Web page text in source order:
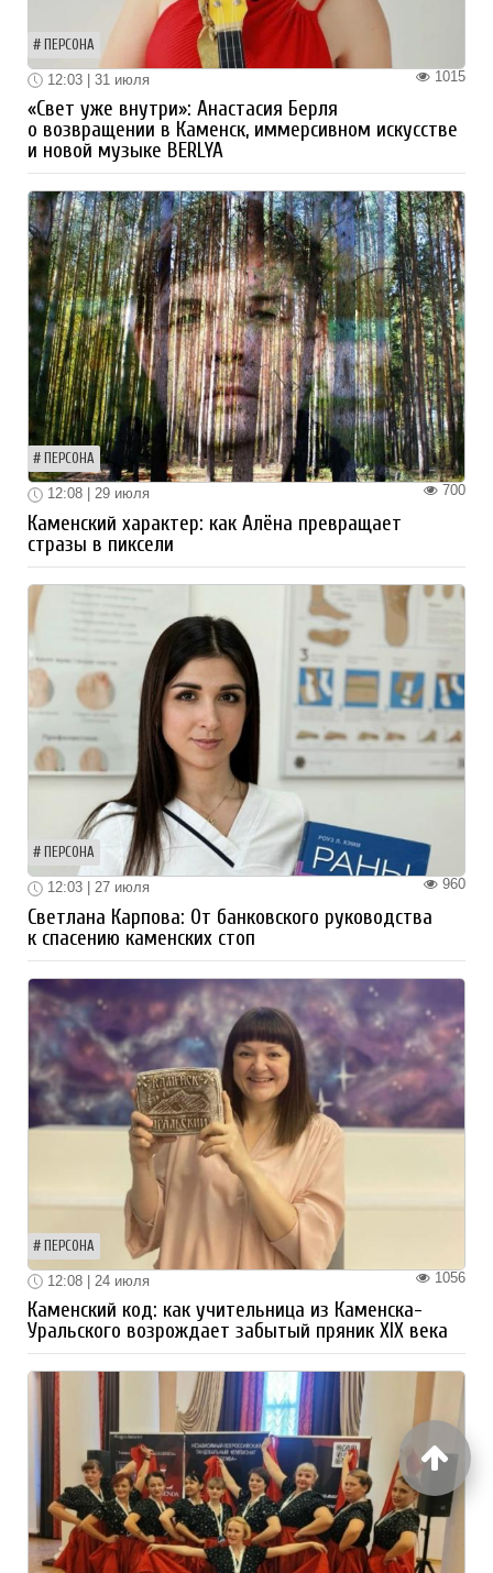
ПЕРСОНА
1015
12:03 | 31 июля
«Свет уже внутри»: Анастасия Берля
о возвращении в Каменск, иммерсивном искусстве
и новой музыке BERLYA
ПЕРСОНА
700
12:08 | 29 июля
Каменский характер: как Алёна превращает
стразы в пиксели
ПЕРСОНА
960
12:03 | 27 июля
Светлана Карпова: От банковского руководства
к спасению каменских стоп
ПЕРСОНА
1056
12:08 | 24 июля
Каменский код: как учительница из Каменска-
Уральского возрождает забытый пряник XIX века